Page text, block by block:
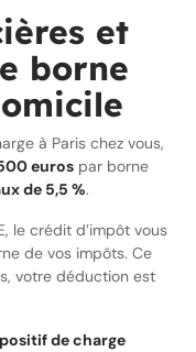
et
borne
à Paris chez vous,
euros par borne
de 5,5 %.
le crédit d’impôt vous
de vos impôts. Ce
votre déduction est
de charge